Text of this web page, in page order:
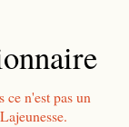
ce n'est pas un